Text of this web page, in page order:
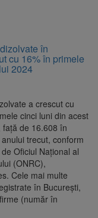
în
cu 16% în primele
2024
a crescut cu
cinci luni din acest
de 16.608 în
trecut, conform
Oficiul Naţional al
(ONRC),
Cele mai multe
în Bucureşti,
(număr în